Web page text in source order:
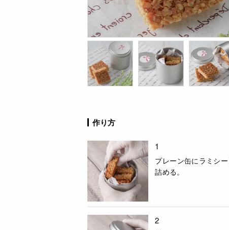
作り方
1
プレーン缶にラミシ
詰める。
2